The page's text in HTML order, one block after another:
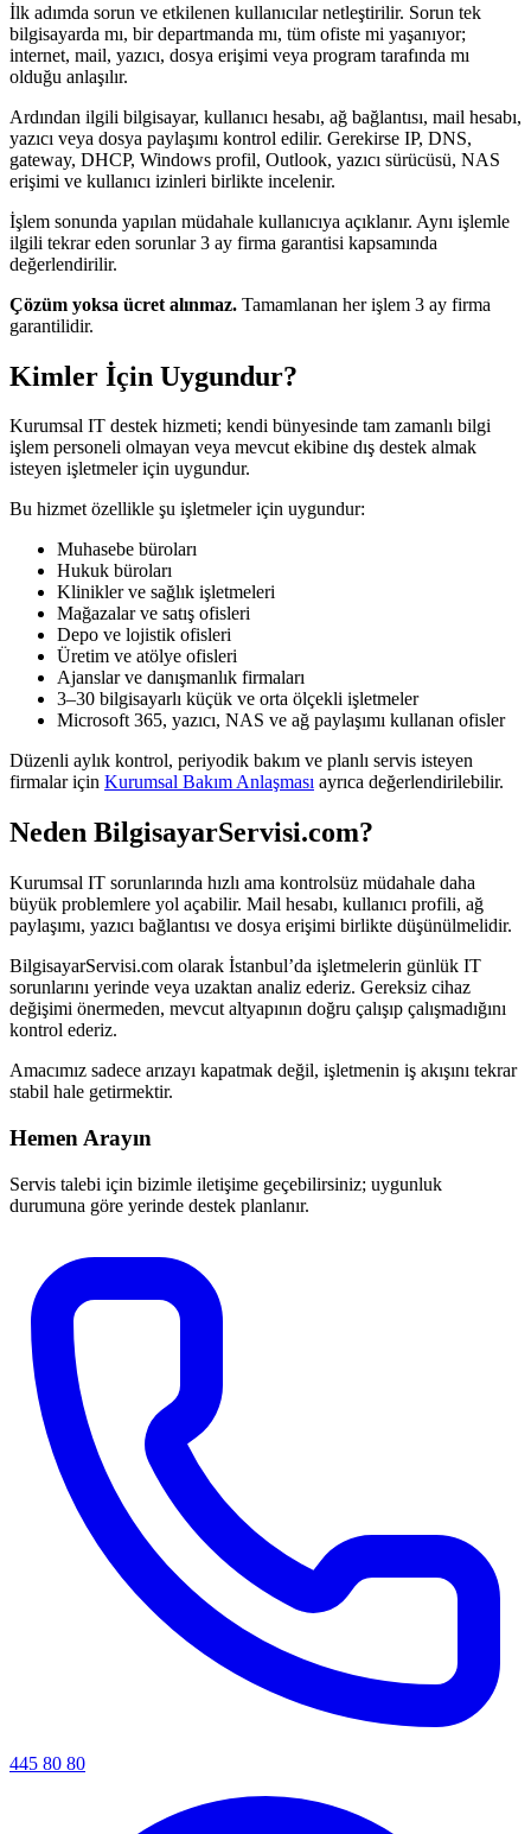
İlk adımda sorun ve etkilenen kullanıcılar netleştirilir. Sorun tek
bilgisayarda mı, bir departmanda mı, tüm ofiste mi yaşanıyor;
internet, mail, yazıcı, dosya erişimi veya program tarafında mı
olduğu anlaşılır.
Ardından ilgili bilgisayar, kullanıcı hesabı, ağ bağlantısı, mail hesabı,
yazıcı veya dosya paylaşımı kontrol edilir. Gerekirse IP, DNS,
gateway, DHCP, Windows profil, Outlook, yazıcı sürücüsü, NAS
erişimi ve kullanıcı izinleri birlikte incelenir.
İşlem sonunda yapılan müdahale kullanıcıya açıklanır. Aynı işlemle
ilgili tekrar eden sorunlar 3 ay firma garantisi kapsamında
değerlendirilir.
Çözüm yoksa ücret alınmaz. Tamamlanan her işlem 3 ay firma
garantilidir.
Kimler İçin Uygundur?
Kurumsal IT destek hizmeti; kendi bünyesinde tam zamanlı bilgi
işlem personeli olmayan veya mevcut ekibine dış destek almak
isteyen işletmeler için uygundur.
Bu hizmet özellikle şu işletmeler için uygundur:
Muhasebe büroları
Hukuk büroları
Klinikler ve sağlık işletmeleri
Mağazalar ve satış ofisleri
Depo ve lojistik ofisleri
Üretim ve atölye ofisleri
Ajanslar ve danışmanlık firmaları
3–30 bilgisayarlı küçük ve orta ölçekli işletmeler
Microsoft 365, yazıcı, NAS ve ağ paylaşımı kullanan ofisler
Düzenli aylık kontrol, periyodik bakım ve planlı servis isteyen
firmalar için Kurumsal Bakım Anlaşması ayrıca değerlendirilebilir.
Neden BilgisayarServisi.com?
Kurumsal IT sorunlarında hızlı ama kontrolsüz müdahale daha
büyük problemlere yol açabilir. Mail hesabı, kullanıcı profili, ağ
paylaşımı, yazıcı bağlantısı ve dosya erişimi birlikte düşünülmelidir.
BilgisayarServisi.com olarak İstanbul’da işletmelerin günlük IT
sorunlarını yerinde veya uzaktan analiz ederiz. Gereksiz cihaz
değişimi önermeden, mevcut altyapının doğru çalışıp çalışmadığını
kontrol ederiz.
Amacımız sadece arızayı kapatmak değil, işletmenin iş akışını tekrar
stabil hale getirmektir.
Hemen Arayın
Servis talebi için bizimle iletişime geçebilirsiniz; uygunluk
durumuna göre yerinde destek planlanır.
445 80 80